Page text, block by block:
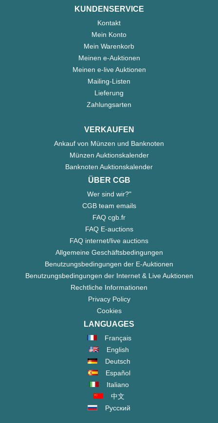
KUNDENSERVICE
Kontakt
Mein Konto
Mein Warenkorb
Meinen e-Auktionen
Meinen e-live Auktionen
Mailing-Listen
Lieferung
Zahlungsarten
VERKAUFEN
Ankauf von Münzen und Banknoten
Münzen Auktionskalender
Banknoten Auktionskalender
ÜBER CGB
Wer sind wir?"
CGB team emails
FAQ cgb.fr
FAQ E-auctions
FAQ internet/live auctions
Allgemeine Geschäftsbedingungen
Benutzungsbedingungen der E-Auktionen
Benutzungsbedingungen der Internet & Live Auktionen
Rechtliche Informationen
Privacy Policy
Cookies
LANGUAGES
Français
English
Deutsch
Español
Italiano
中文
Русский